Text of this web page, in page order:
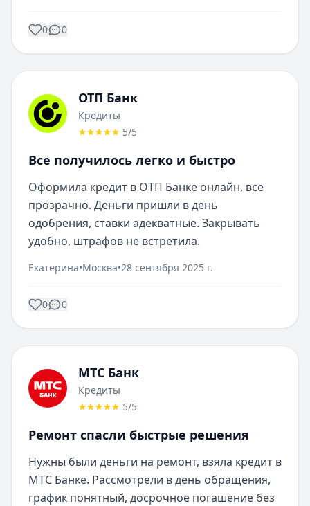
0 0
ОТП Банк
Кредиты
5/5
Все получилось легко и быстро
Оформила кредит в ОТП Банке онлайн, все
прозрачно. Деньги пришли в день
одобрения, ставки адекватные. Закрывать
удобно, штрафов не встретила.
Екатерина•Москва•28 сентября 2025 г.
0 0
МТС Банк
Кредиты
5/5
Ремонт спасли быстрые решения
Нужны были деньги на ремонт, взяла кредит в
МТС Банке. Рассмотрели в день обращения,
график понятный, досрочное погашение без